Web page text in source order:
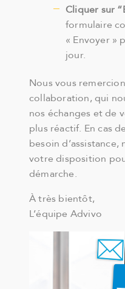
Cliquer sur
formulaire
« Envoyer »
jour.
Nous vous
collaboration, qui
nos échanges et de
plus réactif. En cas
besoin
votre disposition
démarche.
À très bientôt,
L’équipe Advivo